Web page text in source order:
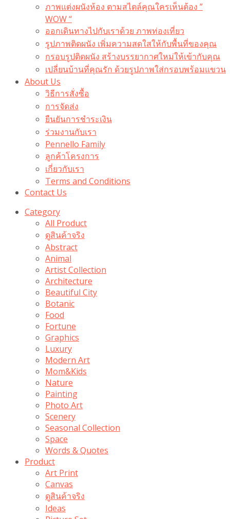
ภาพแต่งผนังห้อง ตามสไตล์คุณใครเห็นต้อง ”
WOW “
ออกเดินทางไปกับเราด้วย ภาพท่องเที่ยว
รูปภาพติดผนัง เพิ่มความสดใสให้กับพื้นที่ของคุณ
กรอบรูปติดผนัง สร้างบรรยากาศใหม่ให้เข้ากับคุณ
เปลี่ยนบ้านที่คุณรัก ด้วยรูปภาพใส่กรอบพร้อมแขวน​
About Us
วิธีการสั่งซื้อ
การจัดส่ง
ยืนยันการชำระเงิน
ร่วมงานกับเรา
Pennello Family
ลูกค้าโครงการ
เกี่ยวกับเรา
Terms and Conditions
Contact Us
Category
All Product
ดูสินค้าจริง
Abstract
Animal
Artist Collection
Architecture
Beautiful City
Botanic
Food
Fortune
Graphics
Luxury
Modern Art
Mom&Kids
Nature
Painting
Photo Art
Scenery
Seasonal Collection
Space
Words & Quotes
Product
Art Print
Canvas
ดูสินค้าจริง
Ideas